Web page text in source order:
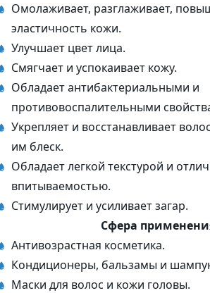
Омолаживает, разглаживает,
эластичность кожи.
Улучшает цвет лица.
Смягчает и успокаивает кожу.
Обладает антибактериальными и
противовоспалительными
Укрепляет и восстанавливает
им блеск.
Обладает легкой текстурой и
впитываемостью.
Стимулирует и усиливает загар.
Сфера
Антивозрастная косметика.
Кондиционеры, бальзамы и
Маски для волос и кожи головы.